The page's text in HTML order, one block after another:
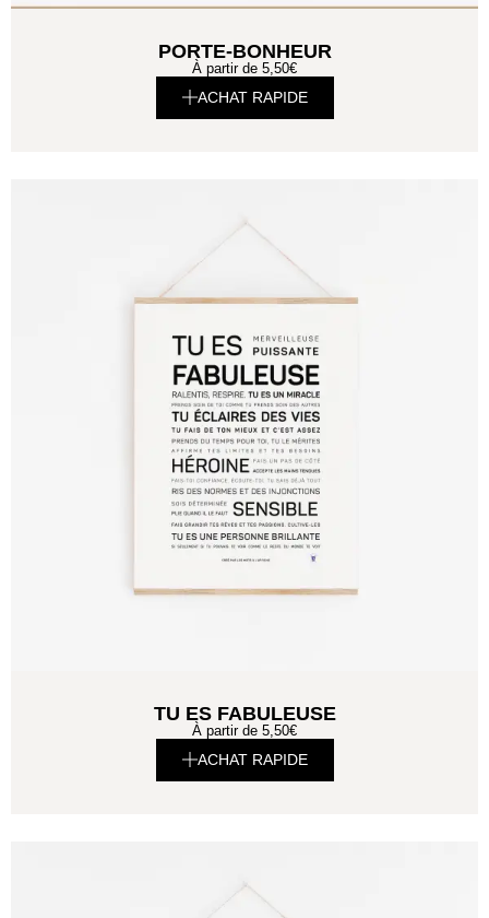
PORTE-BONHEUR
À partir de 5,50€
ACHAT RAPIDE
TU ES FABULEUSE
À partir de 5,50€
ACHAT RAPIDE